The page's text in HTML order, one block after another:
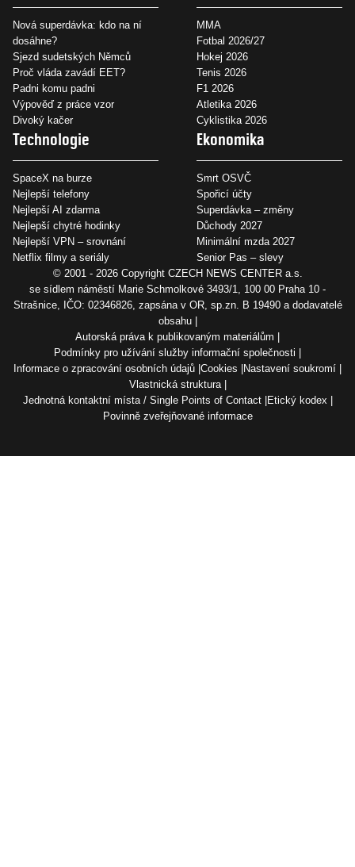
Nová superdávka: kdo na ní
dosáhne?
Sjezd sudetských Němců
Proč vláda zavádí EET?
Padni komu padni
Výpověď z práce vzor
Divoký kačer
MMA
Fotbal 2026/27
Hokej 2026
Tenis 2026
F1 2026
Atletika 2026
Cyklistika 2026
Technologie
SpaceX na burze
Nejlepší telefony
Nejlepší AI zdarma
Nejlepší chytré hodinky
Nejlepší VPN – srovnání
Netflix filmy a seriály
Ekonomika
Smrt OSVČ
Spořicí účty
Superdávka – změny
Důchody 2027
Minimální mzda 2027
Senior Pas – slevy
© 2001 - 2026 Copyright CZECH NEWS CENTER a.s.
se sídlem náměstí Marie Schmolkové 3493/1, 100 00 Praha 10 -
Strašnice, IČO: 02346826, zapsána v OR, sp.zn. B 19490 a dodavatelé
obsahu
Autorská práva k publikovaným materiálům
Podmínky pro užívání služby informační společnosti
Informace o zpracování osobních údajů Cookies Nastavení soukromí
Vlastnická struktura
Jednotná kontaktní místa / Single Points of Contact Etický kodex
Povinně zveřejňované informace